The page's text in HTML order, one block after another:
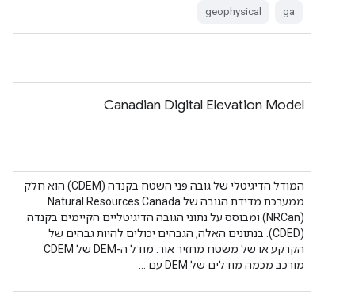
ga
geophysical
Canadian Digital Elevation Model
המודל הדיגיטלי של גובה פני השטח בקנדה (CDEM) הוא חלק
ממערכת מדידת הגובה של Natural Resources Canada
(NRCan) ומבוסס על נתוני הגובה הדיגיטליים הקיימים בקנדה
(CDED). בנתונים האלה, הגבהים יכולים להיות גבהים של
הקרקע או של משטח מחזיר אור. מודל ה-DEM של CDEM
מורכב מכמה מודלים של DEM עם …